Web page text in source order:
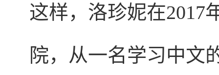
这样，洛珍妮在2017
院，从一名学习中文